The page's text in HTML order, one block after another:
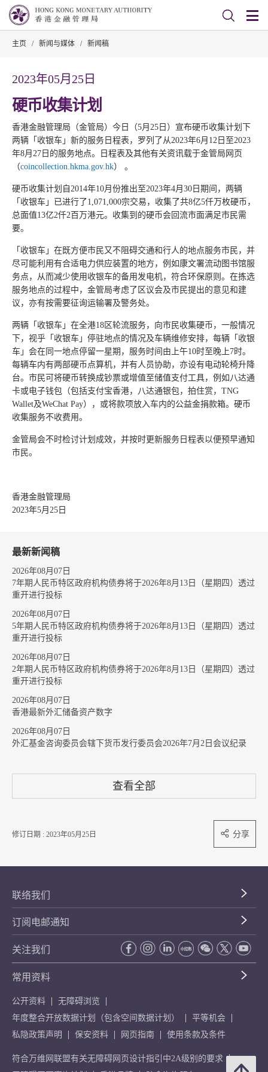
主页 / 新闻与媒体 / 新闻稿
2023年05月25日
硬币收集计划
香港金融管理局（金管局）今日（5月25日）宣布硬币收集计划下
两辆「收银车」新的服务日程表，罗列了从2023年6月12日至2023
年8月27日的服务地点。日程表及其他有关资讯载于金管局网页
（coincollection.hkma.gov.hk） 。
硬币收集计划自2014年10月份推出至2023年4月30日期间，两辆
「收银车」已进行了1,071,000宗交易，收集了共8亿5仟万枚硬币，
总面值13亿2仟2百万港元。收集到的硬币会回流市面满足市民需
要。
「收银车」在既方便市民又不阻碍交通和行人的地点服务市民，并
尽可能利用有合适电力供应装置的地方，例如康文署流动图书馆服
务点，从而减少使用收银车的备用发电机，符合环保原则。在拣选
服务地点的过程中，金管局考虑了区议会及市民提出的意见和建
议，亦有按需要征询运输署及警务处。
两辆「收银车」在全港18区轮流服务，向市民收集硬币，一般情况
下，视乎「收银车」停驻地点的情况及车辆维修安排，每辆「收银
车」会在同一地点停留一星期，服务时间由上午10时至晚上7时。
每辆车内有两部硬币点算机，并有人员协助，亦设有电动轮椅升降
台。市民可将硬币转换成钞票或增值至储值支付工具，例如八达通
卡或电子钱包（包括支付宝香港，八达通银包，拍住赏，TNG
Wallet及WeChat Pay），或将款项放入车内的公益金捐款箱。硬币
收集服务不收费用。
金管局会不时检讨计划成效，并按时更新服务日程表以便预早通知
市民。
香港金融管理局
2023年5月25日
最新新闻稿
2026年08月07日
7年期人民币特区政府机构债券将于2026年8月13日（星期四）透过
重开进行投标
2026年08月07日
5年期人民币特区政府机构债券将于2026年8月13日（星期四）透过
重开进行投标
2026年08月07日
2年期人民币特区政府机构债券将于2026年8月13日（星期四）透过
重开进行投标
2026年08月07日
香港最新外汇储备资产数字
2026年08月07日
外汇基金咨询委员会辖下货币发行委员会2026年7月2日会议纪录
查看全部
修订日期 : 2023年05月25日 分享
联络我们
订阅电邮通知
关注我们
常用资料
公开资料
无障碍浏览
年度整合开放数据计划（包含空间数据计划）
平等机会
私隐政策声明
保安资料 网页指南 使用条款及条件
符合万维网联盟有关无障碍网页设计指引中2A级别的要求